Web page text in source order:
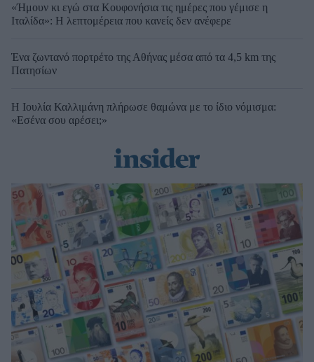
«Ήμουν κι εγώ στα Κουφονήσια τις ημέρες που γέμισε η
Ιταλίδα»: Η λεπτομέρεια που κανείς δεν ανέφερε
Ένα ζωντανό πορτρέτο της Αθήνας μέσα από τα 4,5 km της
Πατησίων
Η Ιουλία Καλλιμάνη πλήρωσε θαμώνα με το ίδιο νόμισμα:
«Εσένα σου αρέσει;»